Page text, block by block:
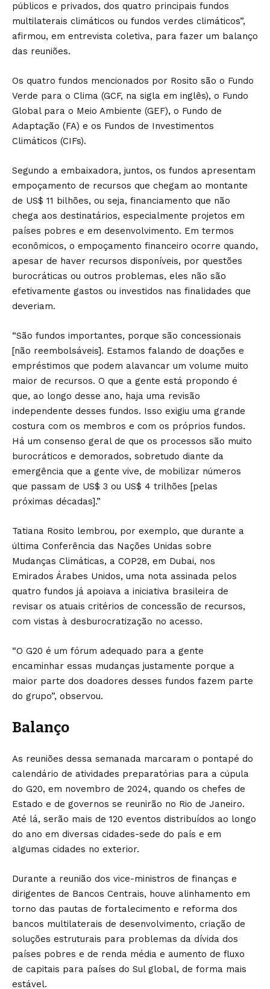
públicos e privados, dos quatro principais fundos
multilaterais climáticos ou fundos verdes climáticos”,
afirmou, em entrevista coletiva, para fazer um balanço
das reuniões.
Os quatro fundos mencionados por Rosito são o Fundo
Verde para o Clima (GCF, na sigla em inglês), o Fundo
Global para o Meio Ambiente (GEF), o Fundo de
Adaptação (FA) e os Fundos de Investimentos
Climáticos (CIFs).
Segundo a embaixadora, juntos, os fundos apresentam
empoçamento de recursos que chegam ao montante
de US$ 11 bilhões, ou seja, financiamento que não
chega aos destinatários, especialmente projetos em
países pobres e em desenvolvimento. Em termos
econômicos, o empoçamento financeiro ocorre quando,
apesar de haver recursos disponíveis, por questões
burocráticas ou outros problemas, eles não são
efetivamente gastos ou investidos nas finalidades que
deveriam.
“São fundos importantes, porque são concessionais
[não reembolsáveis]. Estamos falando de doações e
empréstimos que podem alavancar um volume muito
maior de recursos. O que a gente está propondo é
que, ao longo desse ano, haja uma revisão
independente desses fundos. Isso exigiu uma grande
costura com os membros e com os próprios fundos.
Há um consenso geral de que os processos são muito
burocráticos e demorados, sobretudo diante da
emergência que a gente vive, de mobilizar números
que passam de US$ 3 ou US$ 4 trilhões [pelas
próximas décadas].”
Tatiana Rosito lembrou, por exemplo, que durante a
última Conferência das Nações Unidas sobre
Mudanças Climáticas, a COP28, em Dubai, nos
Emirados Árabes Unidos, uma nota assinada pelos
quatro fundos já apoiava a iniciativa brasileira de
revisar os atuais critérios de concessão de recursos,
com vistas à desburocratização no acesso.
“O G20 é um fórum adequado para a gente
encaminhar essas mudanças justamente porque a
maior parte dos doadores desses fundos fazem parte
do grupo”, observou.
Balanço
As reuniões dessa semanada marcaram o pontapé do
calendário de atividades preparatórias para a cúpula
do G20, em novembro de 2024, quando os chefes de
Estado e de governos se reunirão no Rio de Janeiro.
Até lá, serão mais de 120 eventos distribuídos ao longo
do ano em diversas cidades-sede do país e em
algumas cidades no exterior.
Durante a reunião dos vice-ministros de finanças e
dirigentes de Bancos Centrais, houve alinhamento em
torno das pautas de fortalecimento e reforma dos
bancos multilaterais de desenvolvimento, criação de
soluções estruturais para problemas da dívida dos
países pobres e de renda média e aumento de fluxo
de capitais para países do Sul global, de forma mais
estável.